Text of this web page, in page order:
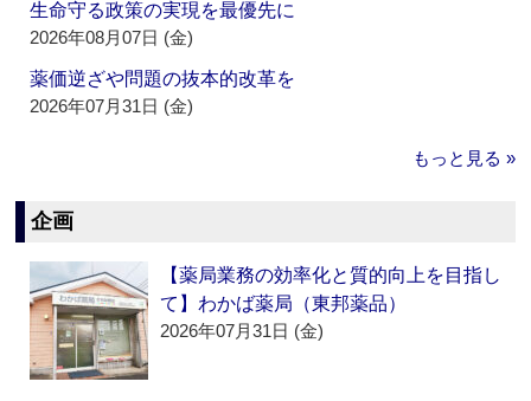
生命守る政策の実現を最優先に
2026年08月07日 (金)
薬価逆ざや問題の抜本的改革を
2026年07月31日 (金)
もっと見る »
企画
【薬局業務の効率化と質的向上を目指し
て】わかば薬局（東邦薬品）
2026年07月31日 (金)